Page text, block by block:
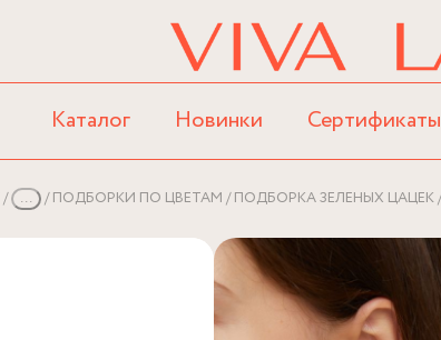
Каталог Новинки Сертификаты
... ПОДБОРКИ ПО ЦВЕТАМ ПОДБОРКА ЗЕЛЕНЫХ ЦАЦЕК